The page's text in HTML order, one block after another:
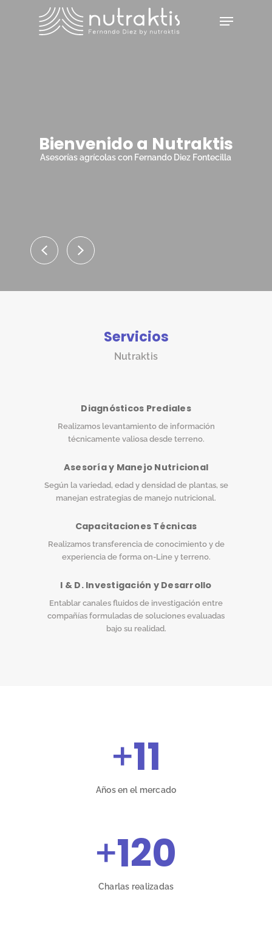
Menu
Bienvenido a Nutraktis
Asesorías agrícolas con Fernando Diez Fontecilla
Servicios
Nutraktis
Diagnósticos Prediales
Realizamos levantamiento de información
técnicamente valiosa desde terreno.
Asesoría y Manejo Nutricional
Según la variedad, edad y densidad de plantas, se
manejan estrategias de manejo nutricional.
Capacitaciones Técnicas
Realizamos transferencia de conocimiento y de
experiencia de forma on-Line y terreno.
I & D. Investigación y Desarrollo
Entablar canales fluidos de investigación entre
compañías formuladas de soluciones evaluadas
bajo su realidad.
+11
Años en el mercado
+120
Charlas realizadas